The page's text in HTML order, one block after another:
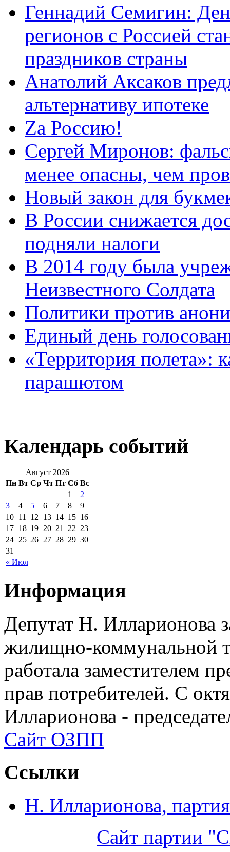
Геннадий Семигин:
регионов с Россией
праздников страны
Анатолий Аксаков
альтернативу ипотеке
Zа Россию!
Сергей Миронов:
менее опасны, чем
Новый закон для
В России снижается
подняли налоги
В 2014 году была
Неизвестного Солдата
Политики против
Единый день
«Территория полета»:
парашютом
Календарь событий
Август 2026
Пн Вт Ср Чт Пт Сб Вс
« Июл
1
2
3
4 5 6 7 8
9
10 11 12 13 14 15 16
17 18 19 20 21 22 23
24 25 26 27 28 29 30
31
Информация
Депутат Н. Илларионова
жилищно-коммунальной
работала заместителем
прав потребителей. С
Илларионова -
Сайт ОЗПП
Ссылки
Н. Илларионова,
Сайт партии